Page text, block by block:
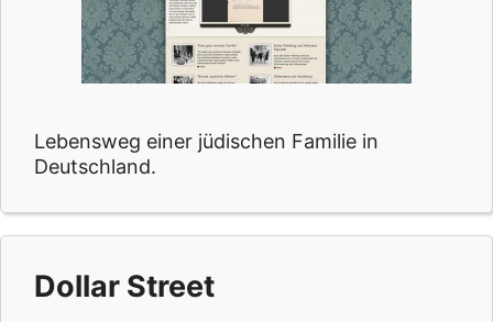
Lebensweg einer jüdischen Familie in
Deutschland.
Dollar Street